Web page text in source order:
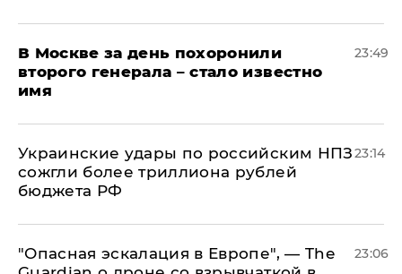
В Москве за день похоронили
второго генерала – стало известно
имя
23:49
Украинские удары по российским НПЗ
сожгли более триллиона рублей
бюджета РФ
23:14
"Опасная эскалация в Европе", — The
23:06